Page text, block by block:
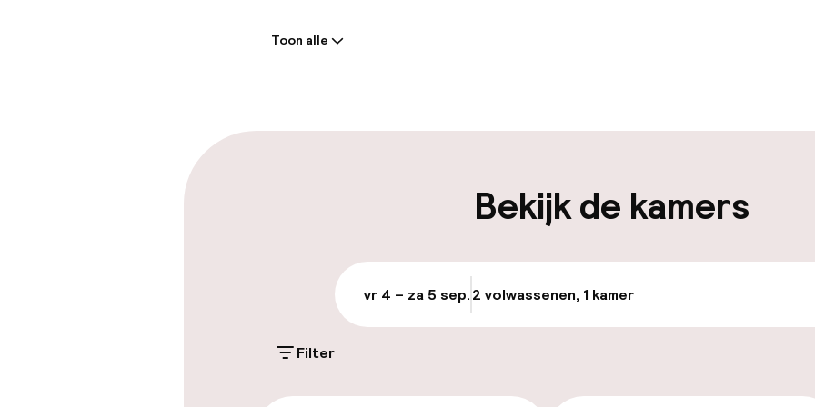
Parkeergelegenheid op eigen
XEU 19,00 per dag
Openbaar parkeren
Fietsverhuur
Toegankelijkheid
Toon alle
Bekijk de kamers
vr 4 – za 5 sep.2 volwassenen, 1 kamer
Filter